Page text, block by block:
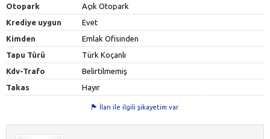
Otopark
Açık Otopark
Krediye uygun
Evet
Kimden
Emlak Ofisinden
Tapu Türü
Türk Koçanlı
Kdv-Trafo
Belirtilmemiş
Takas
Hayır
İlan ile ilgili şikayetim var